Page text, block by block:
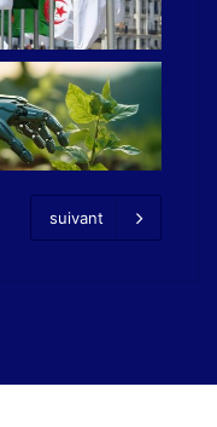
suivant